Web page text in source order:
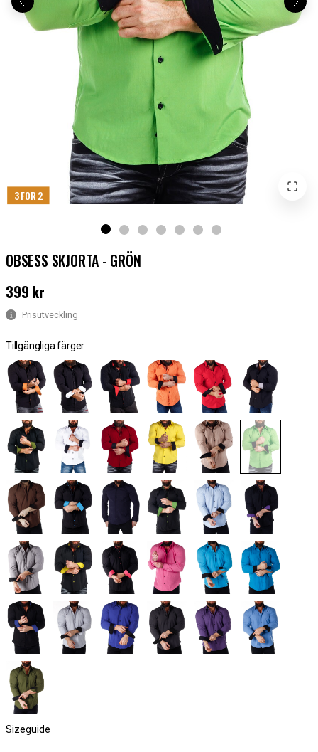
3 FOR 2
OBSESS SKJORTA - GRÖN
Pris: 399 kr
399 kr
Prisutveckling
Tillgängliga färger
Sizeguide